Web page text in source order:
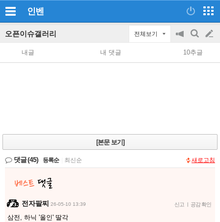
인벤
오픈이슈갤러리 전체보기
공
지
on/off
검
색
글
쓰
내글 내 댓글 10추글
[본문 보기]
댓글(45) 등록순 최신순 새로고침
전자팔찌 26-05-10 13:39 신고 | 공감 확인
삼전, 하닉 '올인' 딸각